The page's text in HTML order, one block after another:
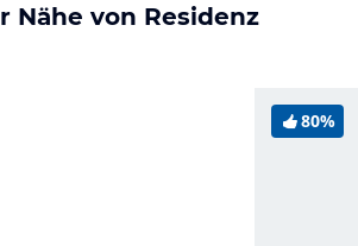
Nähe von Residenz
80%